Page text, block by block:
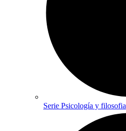
Serie Psicología y filosofia